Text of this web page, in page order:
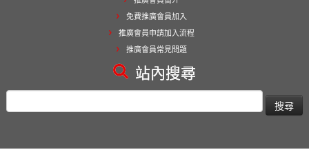
免費推廣會員加入
推廣會員申請加入流程
推廣會員常見問題
站內搜尋
尋